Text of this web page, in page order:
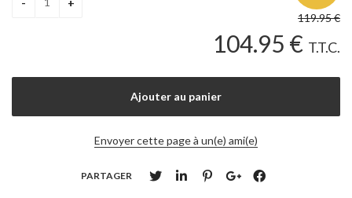
119.95€
104.95 € T.T.C.
Envoyer cette page à un(e) ami(e)
PARTAGER